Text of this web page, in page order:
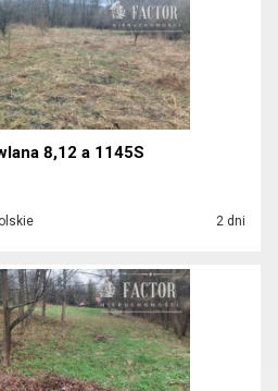
8,12 a 1145S
2 dni